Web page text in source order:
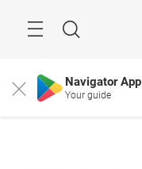
Suche
Close Navigator App
Your guide